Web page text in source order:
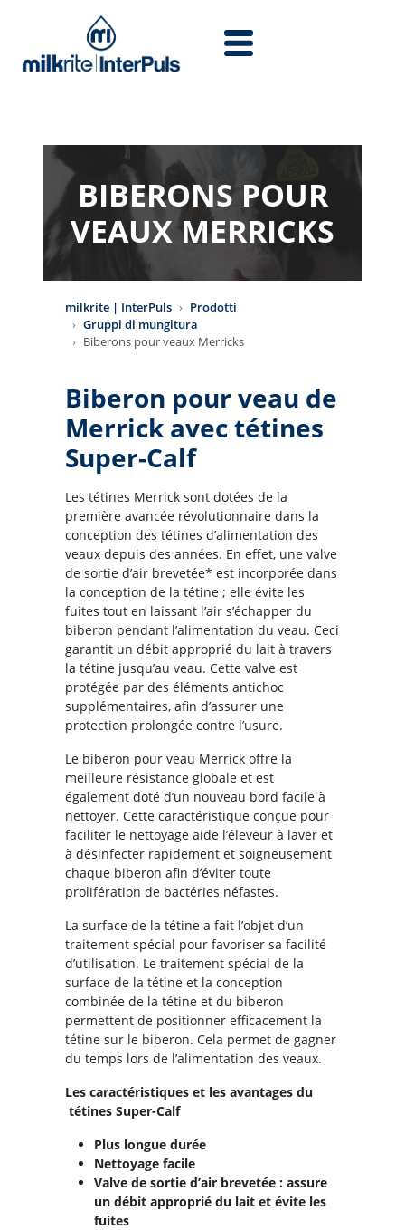
BIBERONS POUR
VEAUX MERRICKS
milkrite | InterPuls
Prodotti
Gruppi di mungitura
Biberons pour veaux Merricks
Biberon pour veau de
Merrick avec tétines
Super-Calf
Les tétines Merrick sont dotées de la
première avancée révolutionnaire dans la
conception des tétines d’alimentation des
veaux depuis des années. En effet, une valve
de sortie d’air brevetée* est incorporée dans
la conception de la tétine ; elle évite les
fuites tout en laissant l’air s’échapper du
biberon pendant l’alimentation du veau. Ceci
garantit un débit approprié du lait à travers
la tétine jusqu’au veau. Cette valve est
protégée par des éléments antichoc
supplémentaires, afin d’assurer une
protection prolongée contre l’usure.
Le biberon pour veau Merrick offre la
meilleure résistance globale et est
également doté d’un nouveau bord facile à
nettoyer. Cette caractéristique conçue pour
faciliter le nettoyage aide l’éleveur à laver et
à désinfecter rapidement et soigneusement
chaque biberon afin d’éviter toute
prolifération de bactéries néfastes.
La surface de la tétine a fait l’objet d’un
traitement spécial pour favoriser sa facilité
d’utilisation. Le traitement spécial de la
surface de la tétine et la conception
combinée de la tétine et du biberon
permettent de positionner efficacement la
tétine sur le biberon. Cela permet de gagner
du temps lors de l’alimentation des veaux.
Les caractéristiques et les avantages du
tétines Super-Calf
Plus longue durée
Nettoyage facile
Valve de sortie d’air brevetée : assure
un débit approprié du lait et évite les
fuites